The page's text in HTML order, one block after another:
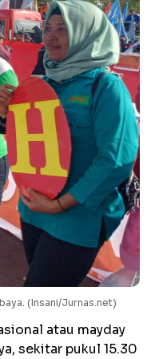
(Insani/Jurnas.net)
atau mayday
sekitar pukul 15.30